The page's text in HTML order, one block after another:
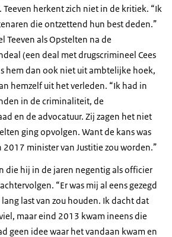
Teeven herkent zich niet in de kritiek. “Ik
die ontzettend hun best deden.”
Teeven als Opstelten na de
(een deal met drugscrimineel Cees
hem dan ook niet uit ambtelijke hoek,
hemzelf uit het verleden. “Ik had in
in de criminaliteit, de
en de advocatuur. Zij zagen het niet
ging opvolgen. Want de kans was
minister van Justitie zou worden.”
die hij in de jaren negentig als officier
“Er was mij al eens gezegd
last van zou houden. Ik dacht dat
maar eind 2013 kwam ineens die
geen idee waar het vandaan kwam en